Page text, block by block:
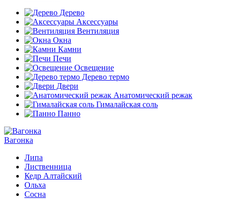
Дерево
Аксессуары
Вентиляция
Окна
Камни
Печи
Освещение
Дерево термо
Двери
Анатомический режак
Гималайская соль
Панно
Вагонка
Липа
Лиственница
Кедр Алтайский
Ольха
Сосна